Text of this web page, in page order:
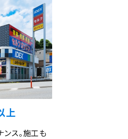
上
ス。施工も